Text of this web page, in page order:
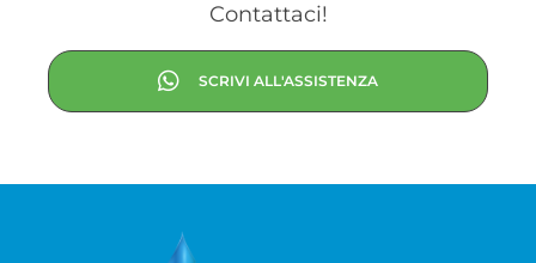
Contattaci!
SCRIVI ALL'ASSISTENZA